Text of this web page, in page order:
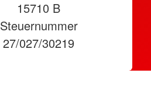
15710 B
Steuernummer
27/027/30219